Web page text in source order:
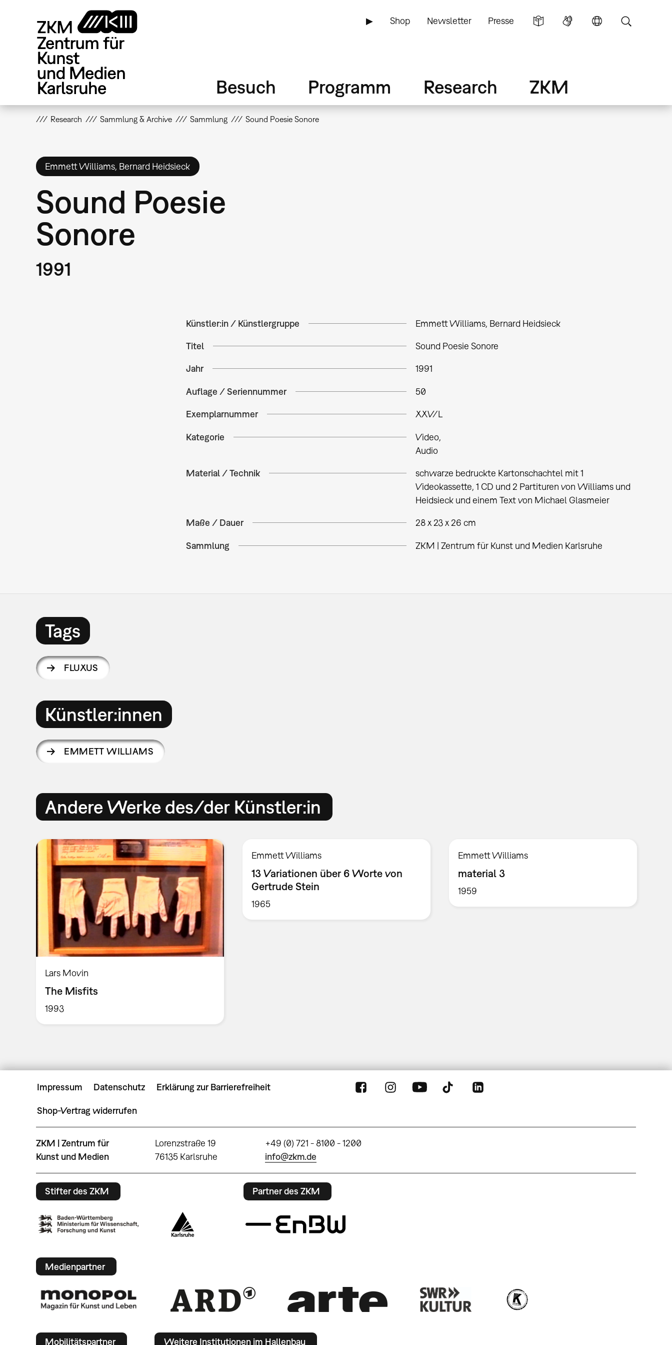
▶ Shop Newsletter Presse
Besuch Programm Research ZKM
Research Sammlung & Archive Sammlung Sound Poesie Sonore
Emmett Williams, Bernard Heidsieck
Sound Poesie
Sonore
1991
Künstler:in / Künstlergruppe Emmett Williams, Bernard Heidsieck
Titel Sound Poesie Sonore
Jahr 1991
Auflage / Seriennummer 50
Exemplarnummer XXV/L
Kategorie
Video
Audio
Material / Technik
schwarze bedruckte Kartonschachtel mit 1
Videokassette, 1 CD und 2 Partituren von Williams und
Heidsieck und einem Text von Michael Glasmeier
Maße / Dauer 28 x 23 x 26 cm
Sammlung ZKM | Zentrum für Kunst und Medien Karlsruhe
Tags
FLUXUS
Künstler:innen
EMMETT WILLIAMS
Andere Werke des/der Künstler:in
Lars Movin
The Misfits
1993
Emmett Williams
13 Variationen über 6 Worte von
Gertrude Stein
1965
Emmett Williams
material 3
1959
Impressum Datenschutz Erklärung zur Barrierefreiheit
Shop-Vertrag widerrufen
ZKM | Zentrum für
Kunst und Medien
Lorenzstraße 19
76135 Karlsruhe
+49 (0) 721 - 8100 - 1200
info@zkm.de
Stifter des ZKM Partner des ZKM
Medienpartner
Mobilitätspartner Weitere Institutionen im Hallenbau